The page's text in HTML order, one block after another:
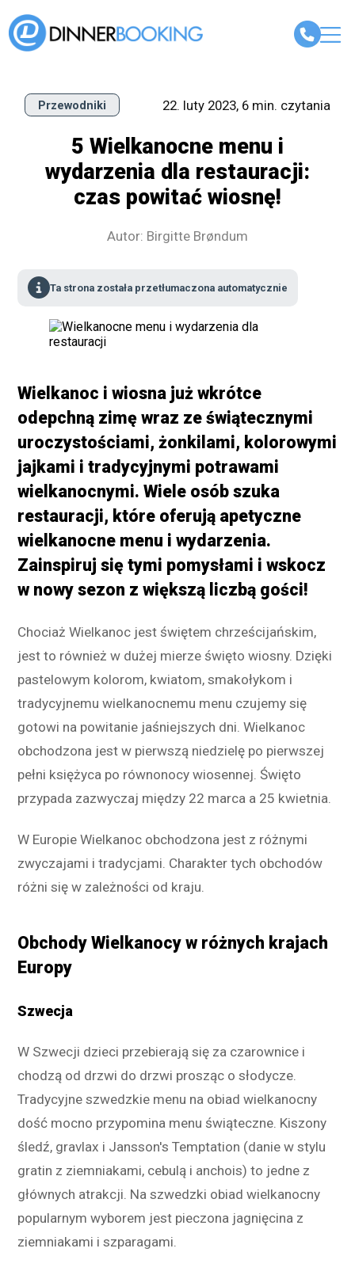
Przewodniki 22. luty 2023, 6 min. czytania
5 Wielkanocne menu i
wydarzenia dla restauracji:
czas powitać wiosnę!
Autor: Birgitte Brøndum
Ta strona została przetłumaczona automatycznie
Wielkanoc i wiosna już wkrótce
odepchną zimę wraz ze świątecznymi
uroczystościami, żonkilami, kolorowymi
jajkami i tradycyjnymi potrawami
wielkanocnymi. Wiele osób szuka
restauracji, które oferują apetyczne
wielkanocne menu i wydarzenia.
Zainspiruj się tymi pomysłami i wskocz
w nowy sezon z większą liczbą gości!
Chociaż Wielkanoc jest świętem chrześcijańskim,
jest to również w dużej mierze święto wiosny. Dzięki
pastelowym kolorom, kwiatom, smakołykom i
tradycyjnemu wielkanocnemu menu czujemy się
gotowi na powitanie jaśniejszych dni. Wielkanoc
obchodzona jest w pierwszą niedzielę po pierwszej
pełni księżyca po równonocy wiosennej. Święto
przypada zazwyczaj między 22 marca a 25 kwietnia.
W Europie Wielkanoc obchodzona jest z różnymi
zwyczajami i tradycjami. Charakter tych obchodów
różni się w zależności od kraju.
Obchody Wielkanocy w różnych krajach
Europy
Szwecja
W Szwecji dzieci przebierają się za czarownice i
chodzą od drzwi do drzwi prosząc o słodycze.
Tradycyjne szwedzkie menu na obiad wielkanocny
dość mocno przypomina menu świąteczne. Kiszony
śledź, gravlax i Jansson's Temptation (danie w stylu
gratin z ziemniakami, cebulą i anchois) to jedne z
głównych atrakcji. Na szwedzki obiad wielkanocny
popularnym wyborem jest pieczona jagnięcina z
ziemniakami i szparagami.